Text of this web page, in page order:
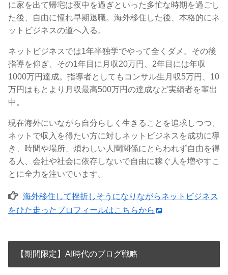
に家を出て帰宅は夜中を過ぎといった多忙な時期を過ごし
た後、自由に憧れ早期退職。海外移住した後、本格的にネ
ットビジネスの道へ入る。
ネットビジネスでは1年半独学でやって全くダメ。その後
指導を仰ぎ、その1年目に月収20万円、2年目には年収
1000万円達成。指導者としてもコンサル生月収5万円、10
万円はもとより月収最高500万円の達成など実績者を輩出
中。
現在海外にいながら自分らしく生きることを追求しつつ、
ネットで収入を得たい方に対しネットビジネスを成功に導
き、時間や場所、煩わしい人間関係にとらわれず自由を得
る人、会社や社会に依存しないで自由に稼ぐ人を増やすこ
とに全力を注いでいます。
海外移住して挫折しそうになりながらネットビジネス
をひた走ったプロフィールはこちらから
【期間限定】AI時代のブログ戦略